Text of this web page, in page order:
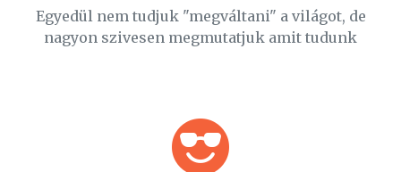
Egyedül nem tudjuk "megváltani" a világot, de
nagyon szivesen megmutatjuk amit tudunk